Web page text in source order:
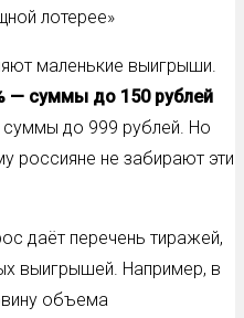
лотерее»
маленькие выигрыши.
— суммы до 150 рублей
до 999 рублей. Но
россияне не забирают эти
даёт перечень тиражей,
выигрышей. Например, в
объема